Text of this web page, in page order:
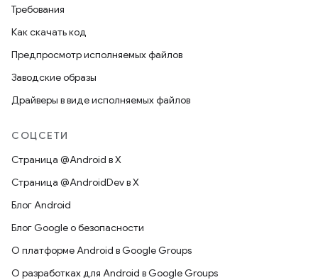
Требования
Как скачать код
Предпросмотр исполняемых файлов
Заводские образы
Драйверы в виде исполняемых файлов
СОЦСЕТИ
Страница @Android в X
Страница @AndroidDev в X
Блог Android
Блог Google о безопасности
О платформе Android в Google Groups
О разработках для Android в Google Groups